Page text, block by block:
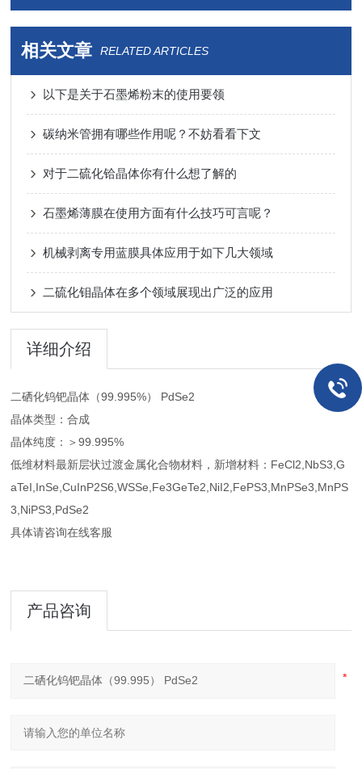
相关文章 RELATED ARTICLES
以下是关于石墨烯粉末的使用要领
碳纳米管拥有哪些作用呢？不妨看看下文
对于二硫化铪晶体你有什么想了解的
石墨烯薄膜在使用方面有什么技巧可言呢？
机械剥离专用蓝膜具体应用于如下几大领域
二硫化钼晶体在多个领域展现出广泛的应用
详细介绍
二硒化钨钯晶体（99.995%） PdSe2
晶体类型：合成
晶体纯度：＞99.995%
低维材料最新层状过渡金属化合物材料，新增材料：FeCl2,NbS3,G
aTeI,InSe,CuInP2S6,WSSe,Fe3GeTe2,NiI2,FePS3,MnPSe3,MnPS
3,NiPS3,PdSe2
具体请咨询在线客服
产品咨询